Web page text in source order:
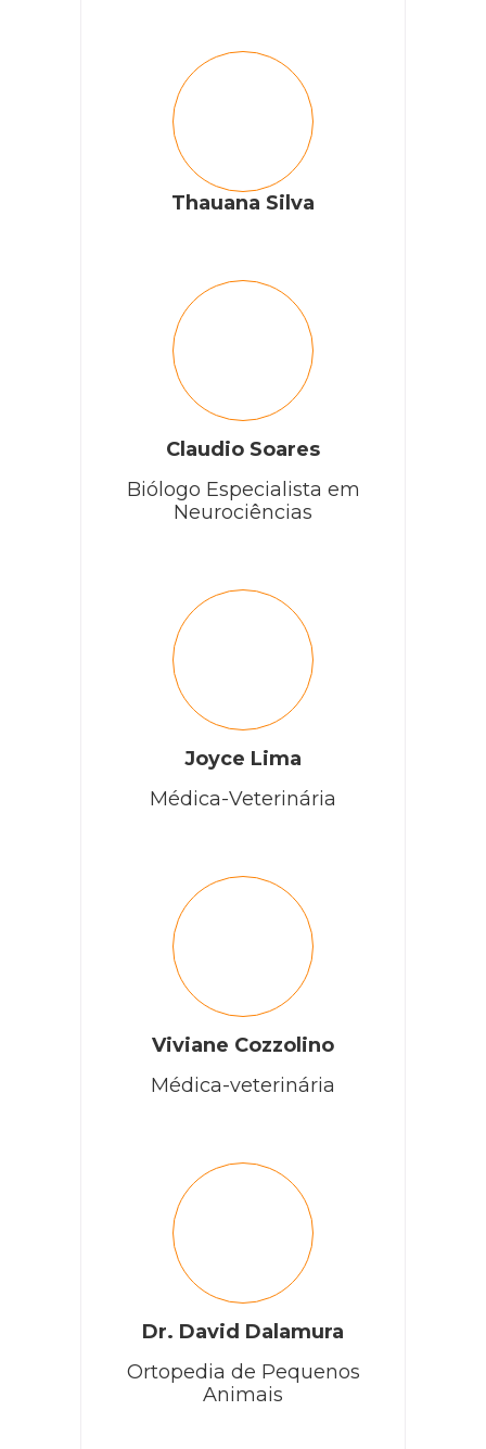
Thauana Silva
Claudio Soares
Biólogo Especialista em
Neurociências
Joyce Lima
Médica-Veterinária
Viviane Cozzolino
Médica-veterinária
Dr. David Dalamura
Ortopedia de Pequenos
Animais